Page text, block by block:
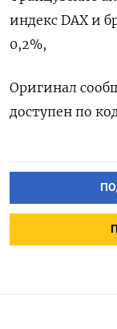
индекс DAX ‍и
‍0,2%,
Оригинал
⁠доступен по